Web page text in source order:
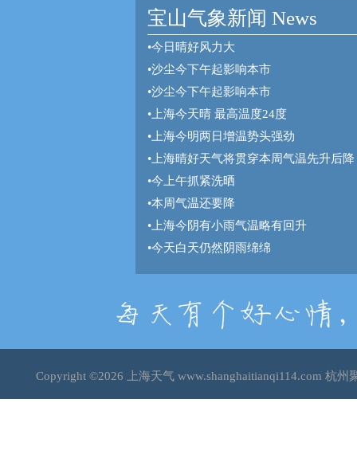
宝山气象新闻 News
•今日晴好风力大
•沙尘今下午起影响本市
•沙尘今下午起影响本市
• 上海今天晴 最高温度24度
• 上海今明两日增温势头强劲
• 上海晴好天气将贯穿本周气温先升后降
•今上午抓紧洗晒
•本周气温还要降
• 上海今阴有小雨气温略有回升
•今天白天仍然阴雨绵绵
Copyright ©2026 上海天气 www.shanghaitianqi114.com 杭